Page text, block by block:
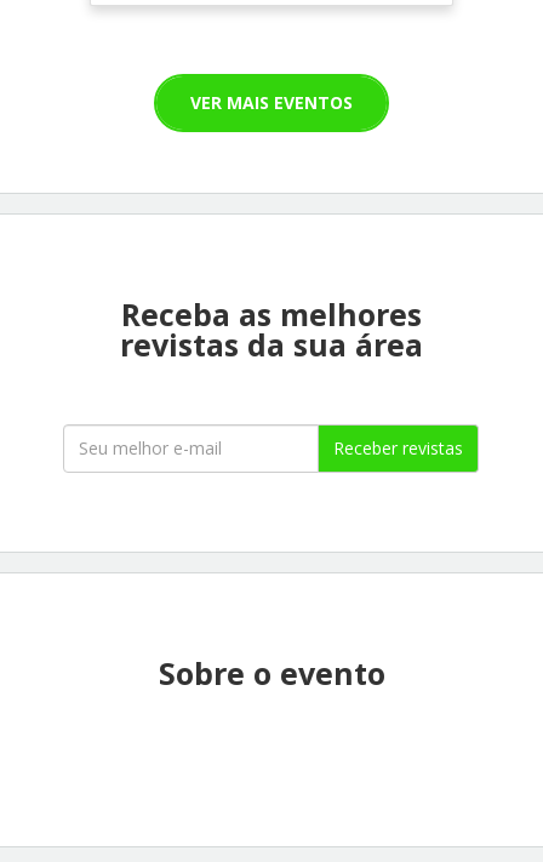
VER MAIS EVENTOS
Receba as melhores
revistas da sua área
Receber revistas
Sobre o evento